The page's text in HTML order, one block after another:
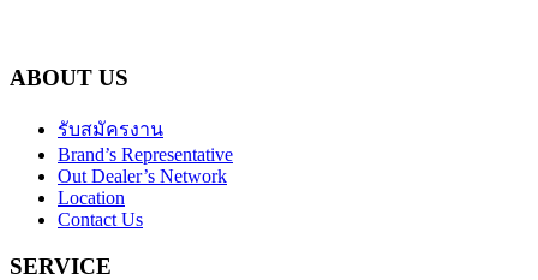
ABOUT US
รับสมัครงาน
Brand’s Representative
Out Dealer’s Network
Location
Contact Us
SERVICE